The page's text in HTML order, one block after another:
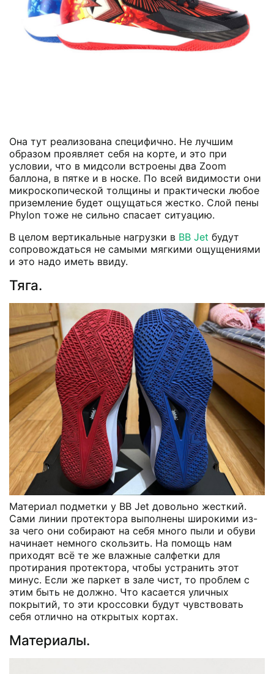
Она тут реализована специфично. Не лучшим
образом проявляет себя на корте, и это при
условии, что в мидсоли встроены два Zoom
баллона, в пятке и в носке. По всей видимости они
микроскопической толщины и практически любое
приземление будет ощущаться жестко. Слой пены
Phylon тоже не сильно спасает ситуацию.
В целом вертикальные нагрузки в BB Jet будут
сопровождаться не самыми мягкими ощущениями
и это надо иметь ввиду.
Тяга.
Материал подметки у BB Jet довольно жесткий.
Сами линии протектора выполнены широкими из-
за чего они собирают на себя много пыли и обуви
начинает немного скользить. На помощь нам
приходят всё те же влажные салфетки для
протирания протектора, чтобы устранить этот
минус. Если же паркет в зале чист, то проблем с
этим быть не должно. Что касается уличных
покрытий, то эти кроссовки будут чувствовать
себя отлично на открытых кортах.
Материалы.